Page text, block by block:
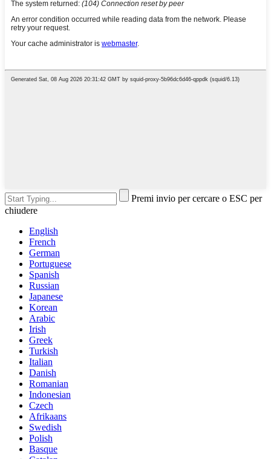
Premi invio per cercare o ESC per
chiudere
English
French
German
Portuguese
Spanish
Russian
Japanese
Korean
Arabic
Irish
Greek
Turkish
Italian
Danish
Romanian
Indonesian
Czech
Afrikaans
Swedish
Polish
Basque